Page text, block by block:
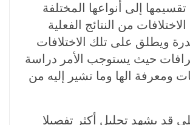
إلى أنواعها المختلفة
من النتائج الفعلية
ويطلق على تلك الاختلافات
حيث يستوجب الأمر دراسة
ومعرفة الها وما تشير إليه من
قد يشهد تحليل أكثر تفصيلا